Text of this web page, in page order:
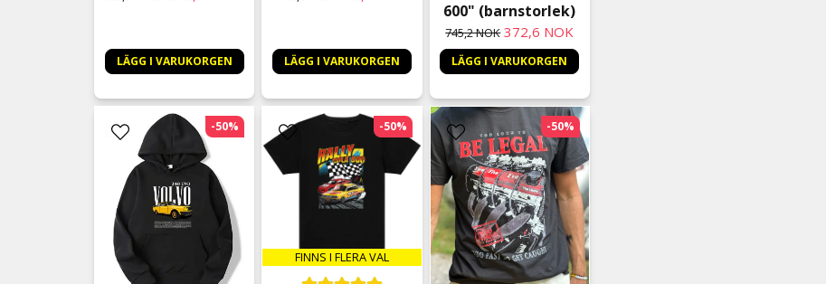
LÄGG I VARUKORGEN LÄGG I VARUKORGEN
600" (barnstorlek)
745,2 NOK 372,6 NOK
LÄGG I VARUKORGEN
-50%
FINNS I FLERA VAL
-50% -50%